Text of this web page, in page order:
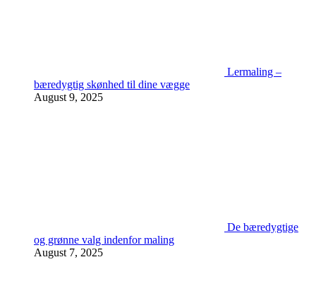
Lermaling –
bæredygtig skønhed til dine vægge
August 9, 2025
De bæredygtige
og grønne valg indenfor maling
August 7, 2025